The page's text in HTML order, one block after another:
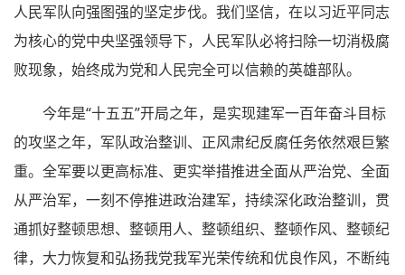
人民军队向强图强的坚定步伐。我们坚信，在以习近平同志
为核心的党中央坚强领导下，人民军队必将扫除一切消极腐
败现象，始终成为党和人民完全可以信赖的英雄部队。
今年是“十五五”开局之年，是实现建军一百年奋斗目标
的攻坚之年，军队政治整训、正风肃纪反腐任务依然艰巨繁
重。全军要以更高标准、更实举措推进全面从严治党、全面
从严治军，一刻不停推进政治建军，持续深化政治整训，贯
通抓好整顿思想、整顿用人、整顿组织、整顿作风、整顿纪
律，大力恢复和弘扬我党我军光荣传统和优良作风，不断纯